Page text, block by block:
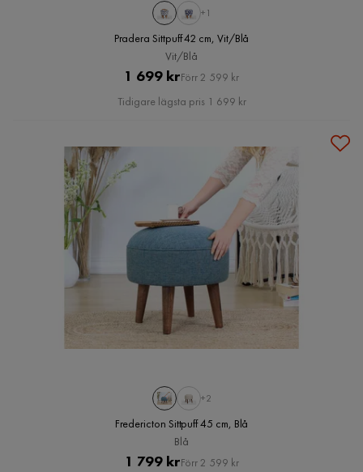
+1
Pradera Sittpuff 42 cm, Vit/Blå
Vit/Blå
Pris
1 699 krOriginal
Pris
Förr 2 599 kr
Tidigare lägsta pris 1 699 kr
+2
Fredericton Sittpuff 45 cm, Blå
Blå
Pris
1 799 krOriginal
Förr 2 599 kr